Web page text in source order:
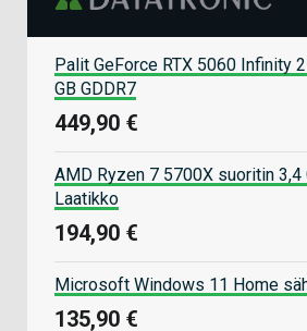
Palit GeForce RTX 5060 Infinity
GB GDDR7
449,90 €
AMD Ryzen 7 5700X suoritin 3,4
Laatikko
194,90 €
Microsoft Windows 11 Home
135,90 €